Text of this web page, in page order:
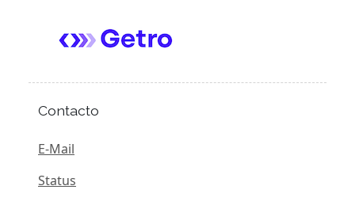
Contacto
E-Mail
Status